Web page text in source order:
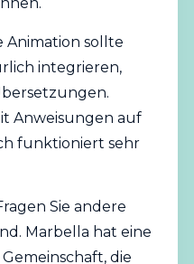
Animation sollte
integrieren,
Anweisungen auf
funktioniert sehr
Sie andere
Marbella hat eine
Gemeinschaft, die